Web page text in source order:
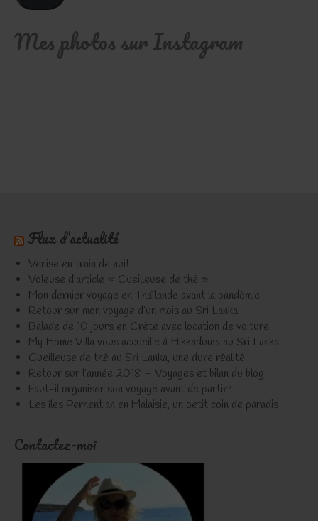
Mes photos sur Instagram
Flux d’actualité
Venise en train de nuit
Voleuse d’article « Cueilleuse de thé »
Mon dernier voyage en Thaïlande avant la pandémie
Retour sur mon voyage d’un mois au Sri Lanka
Balade de 10 jours en Crète avec location de voiture
My Home Villa vous accueille à Hikkaduwa au Sri Lanka
Cueilleuse de thé au Sri Lanka, une dure réalité
Retour sur l’année 2018 – Voyages et bilan du blog
Faut-il organiser son voyage avant de partir?
Les îles Perhentian en Malaisie, un petit coin de paradis
Contactez-moi